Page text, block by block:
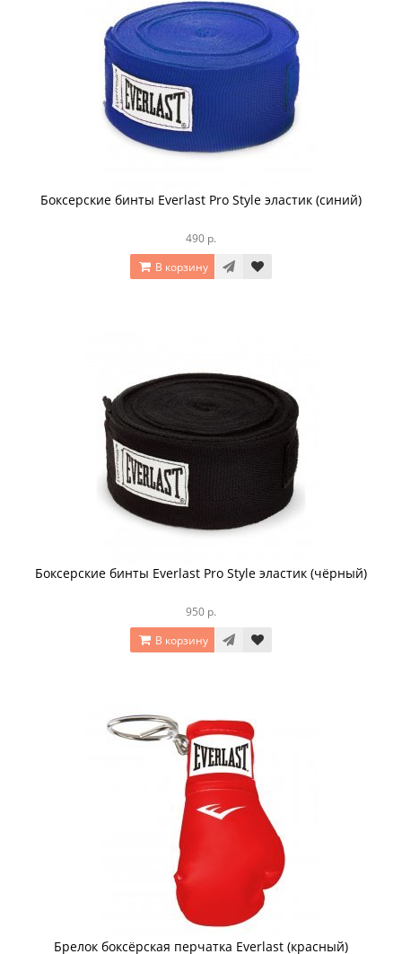
Боксерские бинты Everlast Pro Style эластик (синий)
490 р.
В корзину
Боксерские бинты Everlast Pro Style эластик (чёрный)
950 р.
В корзину
Брелок боксёрская перчатка Everlast (красный)